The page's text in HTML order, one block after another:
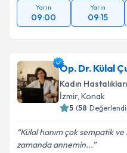
Yarın
09:00
Yarın
09:15
Op. Dr. Külal
Kadın
İzmir, Konak
5 (58
Külal hanım çok sempatik
zamanda annemin...